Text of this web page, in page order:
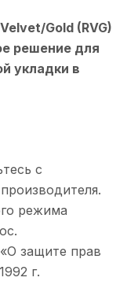
Gold (RVG)
решение для
укладки в
с
режима
защите прав
г.